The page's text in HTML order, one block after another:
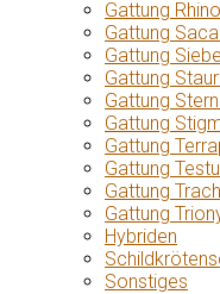
Gattung
Gattung
Gattung
Gattung
Gattung
Gattung
Gattung
Gattung
Gattung
Gattung
Hybriden
Sonstiges